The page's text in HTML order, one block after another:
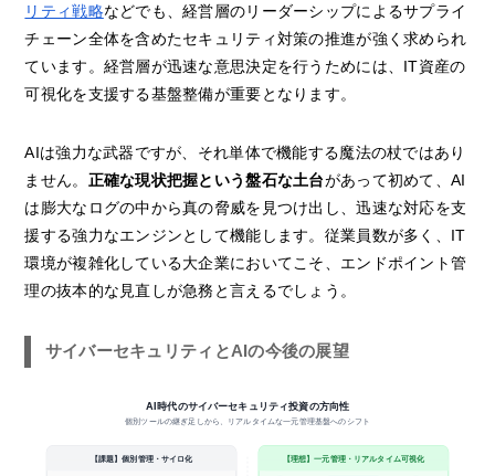
リティ戦略などでも、経営層のリーダーシップによるサプライ
チェーン全体を含めたセキュリティ対策の推進が強く求められ
ています。経営層が迅速な意思決定を行うためには、IT資産の
可視化を支援する基盤整備が重要となります。
AIは強力な武器ですが、それ単体で機能する魔法の杖ではあり
ません。 正確な現状把握という盤石な土台があって初めて、AI
は膨大なログの中から真の脅威を見つけ出し、迅速な対応を支
援する強力なエンジンとして機能します。従業員数が多く、IT
環境が複雑化している大企業においてこそ、エンドポイント管
理の抜本的な見直しが急務と言えるでしょう。
サイバーセキュリティとAIの今後の展望
AI時代のサイバーセキュリティ投資の方向性
個別ツールの継ぎ足しから、リアルタイムな一元管理基盤へのシフト
【課題】個別管理・サイロ化 【理想】一元管理・リアルタイム可視化